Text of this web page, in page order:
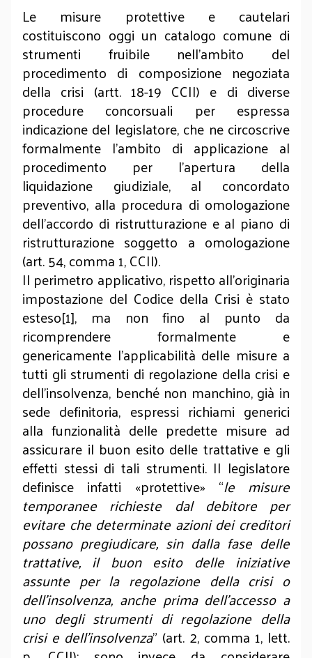
Le misure protettive e cautelari
costituiscono oggi un catalogo comune di
strumenti fruibile nell’ambito del
procedimento di composizione negoziata
della crisi (artt. 18-19 CCII) e di diverse
procedure concorsuali per espressa
indicazione del legislatore, che ne circoscrive
formalmente l’ambito di applicazione al
procedimento per l’apertura della
liquidazione giudiziale, al concordato
preventivo, alla procedura di omologazione
dell’accordo di ristrutturazione e al piano di
ristrutturazione soggetto a omologazione
(art. 54, comma 1, CCII).
Il perimetro applicativo, rispetto all’originaria
impostazione del Codice della Crisi è stato
esteso[1], ma non fino al punto da
ricomprendere formalmente e
genericamente l’applicabilità delle misure a
tutti gli strumenti di regolazione della crisi e
dell’insolvenza, benché non manchino, già in
sede definitoria, espressi richiami generici
alla funzionalità delle predette misure ad
assicurare il buon esito delle trattative e gli
effetti stessi di tali strumenti. Il legislatore
definisce infatti «protettive» “le misure
temporanee richieste dal debitore per
evitare che determinate azioni dei creditori
possano pregiudicare, sin dalla fase delle
trattative, il buon esito delle iniziative
assunte per la regolazione della crisi o
dell'insolvenza, anche prima dell'accesso a
uno degli strumenti di regolazione della
crisi e dell'insolvenza” (art. 2, comma 1, lett.